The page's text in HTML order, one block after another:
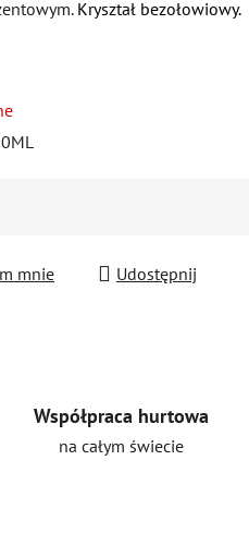
Kryształ bezołowiowy.
mnie Udostępnij
Współpraca hurtowa
na całym świecie